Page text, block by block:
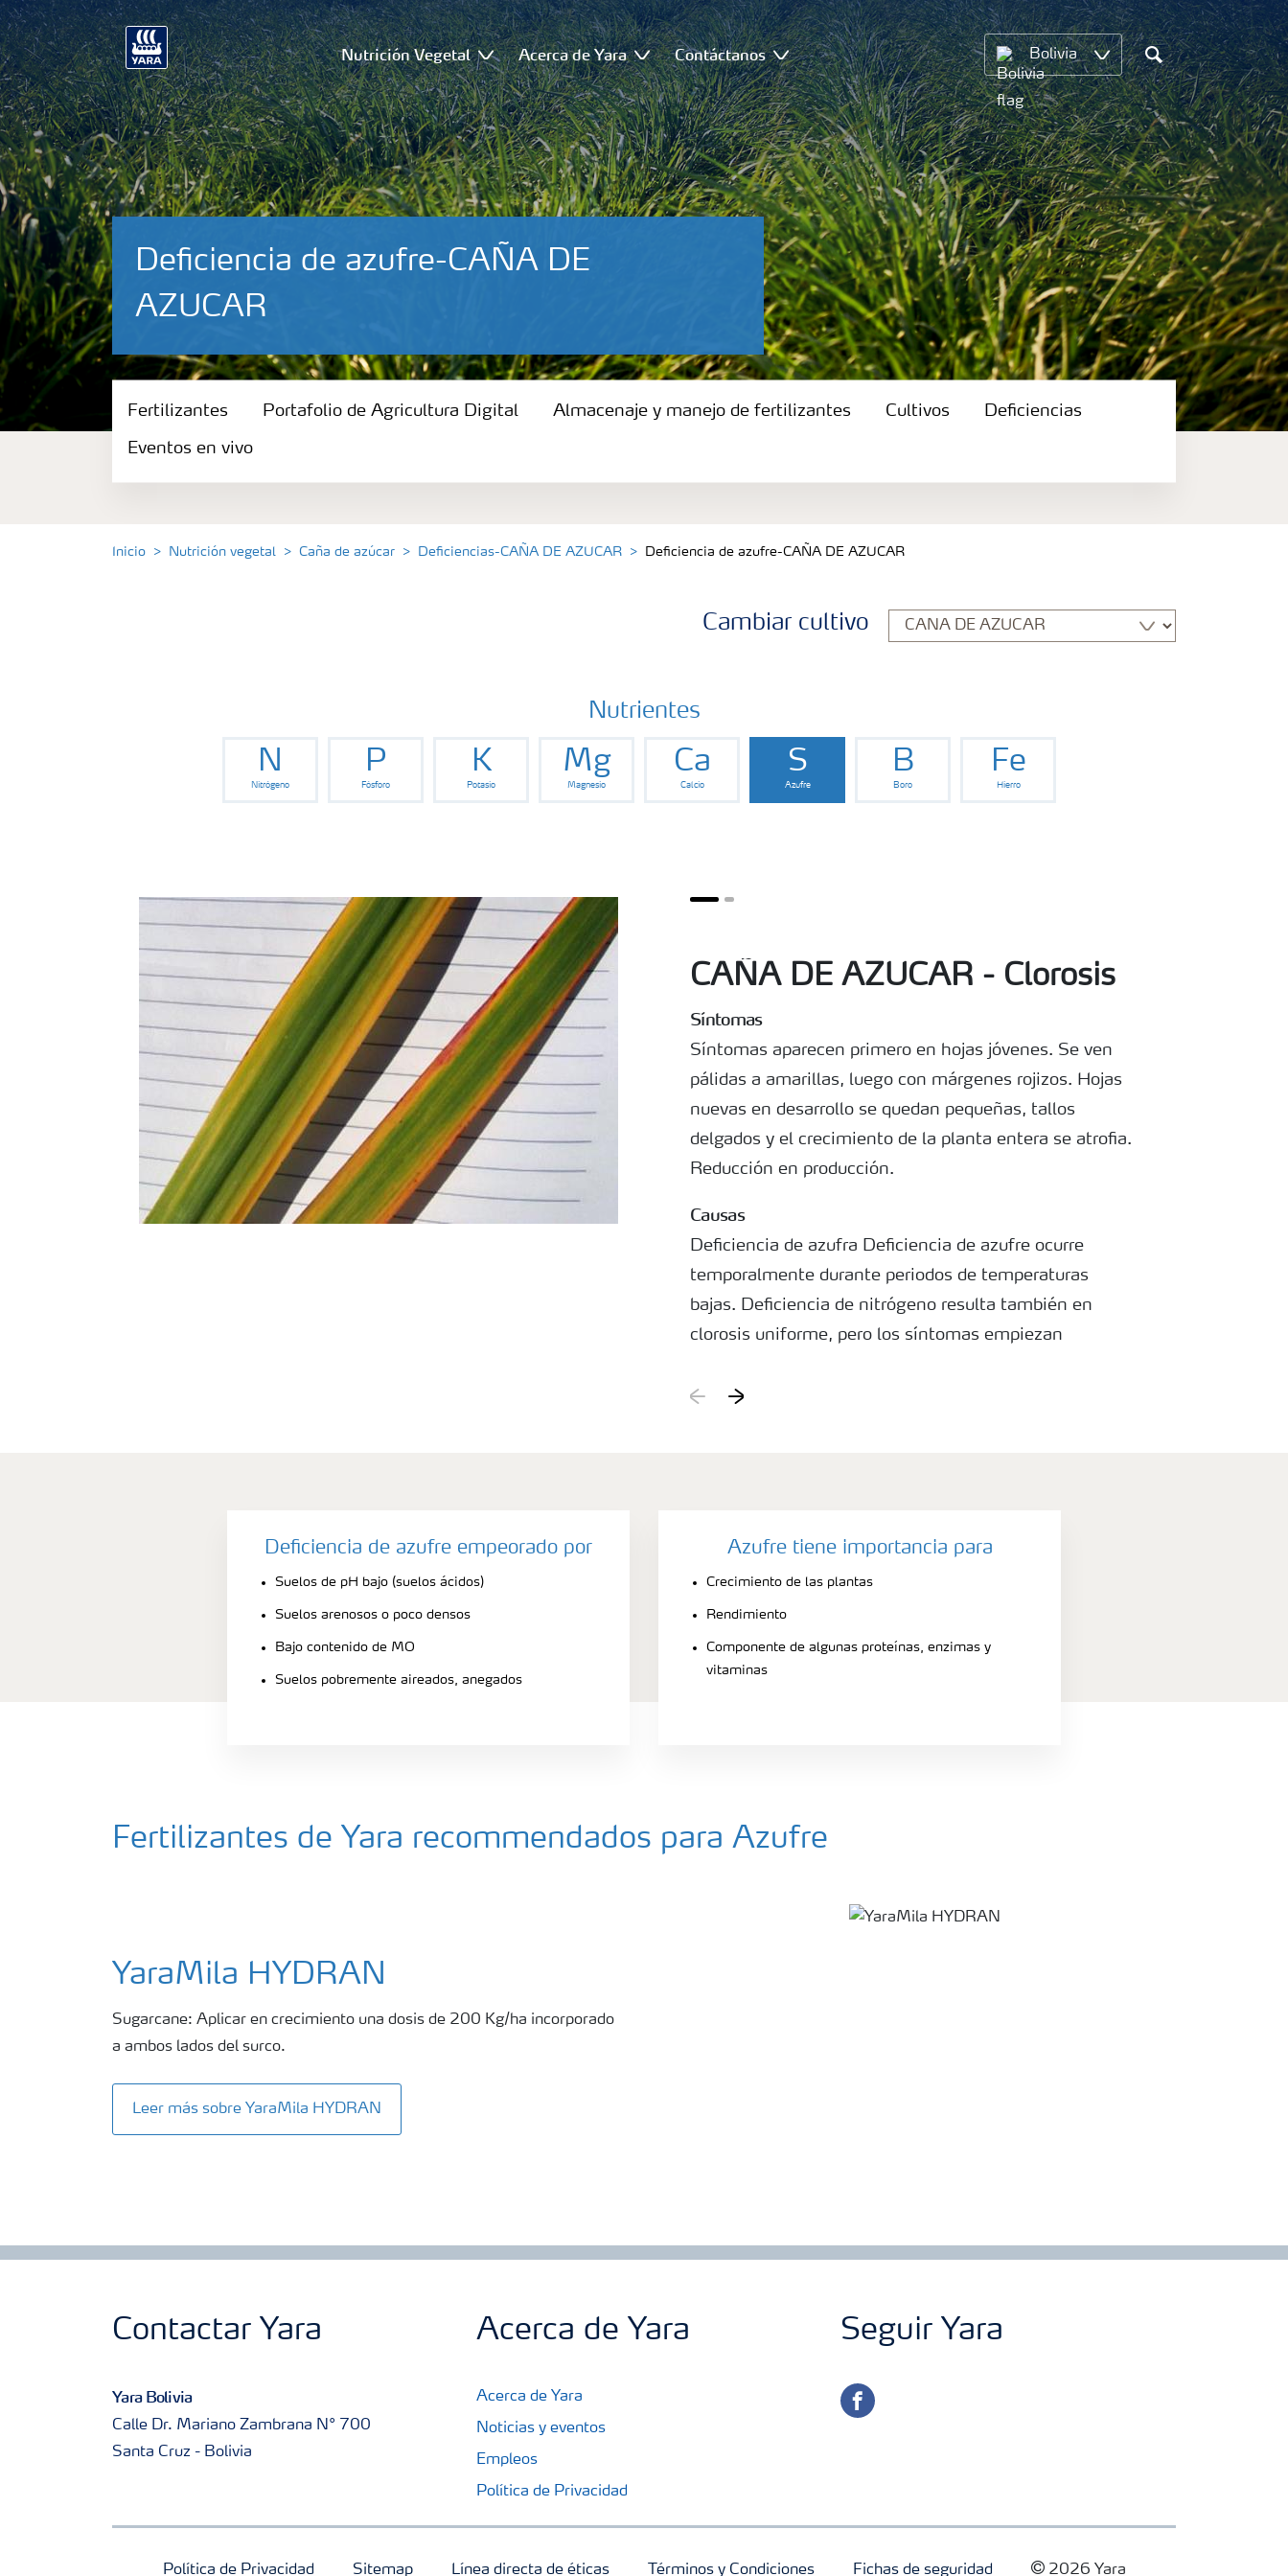
Nutrición Vegetal Acerca de Yara Contáctanos Bolivia
Search
Deficiencia de azufre-CAÑA DE
AZUCAR
Fertilizantes
Portafolio de Agricultura Digital
Fertilizantes Portafolio de Agricultura Digital Almacenaje y manejo de fertilizantes Cultivos Deficiencias
Eventos en vivo
Inicio Nutrición vegetal Caña de azúcar Deficiencias-CAÑA DE AZUCAR Deficiencia de azufre-CAÑA DE AZUCAR
Cambiar cultivo
Nutrientes
N
Nitrógeno
P
Fósforo
K
Potasio
Mg
Magnesio
Ca
Calcio
S
Azufre
B
Boro
Fe
Hierro
CAÑA DE AZUCAR - Clorosis
Síntomas
Síntomas aparecen primero en hojas jóvenes. Se ven
pálidas a amarillas, luego con márgenes rojizos. Hojas
nuevas en desarrollo se quedan pequeñas, tallos
delgados y el crecimiento de la planta entera se atrofia.
Reducción en producción.
Causas
Deficiencia de azufra Deficiencia de azufre ocurre
temporalmente durante periodos de temperaturas
bajas. Deficiencia de nitrógeno resulta también en
clorosis uniforme, pero los síntomas empiezan
escasez de S no se marchitan desde la punta como
Deficiencia de azufre empeorado por
Suelos de pH bajo (suelos ácidos)
Suelos arenosos o poco densos
Bajo contenido de MO
Suelos pobremente aireados, anegados
Azufre tiene importancia para
Crecimiento de las plantas
Rendimiento
Componente de algunas proteínas, enzimas y
vitaminas
Fertilizantes de Yara recommendados para Azufre
YaraMila HYDRAN
Sugarcane: Aplicar en crecimiento una dosis de 200 Kg/ha incorporado
a ambos lados del surco.
Leer más sobre YaraMila HYDRAN
Contactar Yara
Yara Bolivia
Calle Dr. Mariano Zambrana N° 700
Santa Cruz - Bolivia
Acerca de Yara
Acerca de Yara
Noticias y eventos
Empleos
Política de Privacidad
Seguir Yara
facebook
Política de Privacidad Sitemap Línea directa de éticas Términos y Condiciones Fichas de seguridad 2026 Yara